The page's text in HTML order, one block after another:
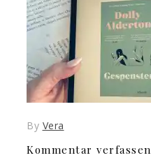
By Vera
Kommentar verfassen